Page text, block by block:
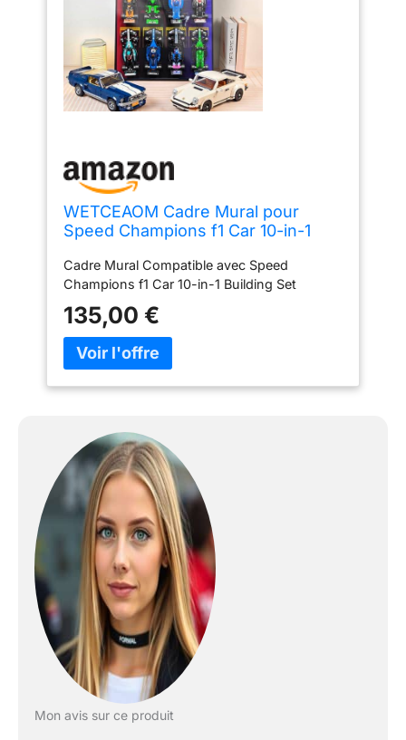
WETCEAOM Cadre Mural pour
Speed Champions f1 Car 10-in-1
Mural pour
77242,77251,77243,77244,77246
77245 77249 etc, Taille : 75x45 cm
(sans modèle)
Cadre Mural Compatible avec Speed
Champions f1 Car 10-in-1 Building Set
135,00 €
Mon avis sur ce produit